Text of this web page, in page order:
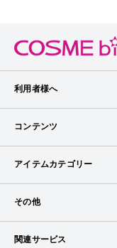
利用者様へ
メンバーログイン
メンバー会員について
アイテム掲載リクエスト
コンテンツ
ランキング
ブランドから探す
アイテムカテゴリー
スキンケア
その他
お問い合わせ（ブランド様）
関連サービス